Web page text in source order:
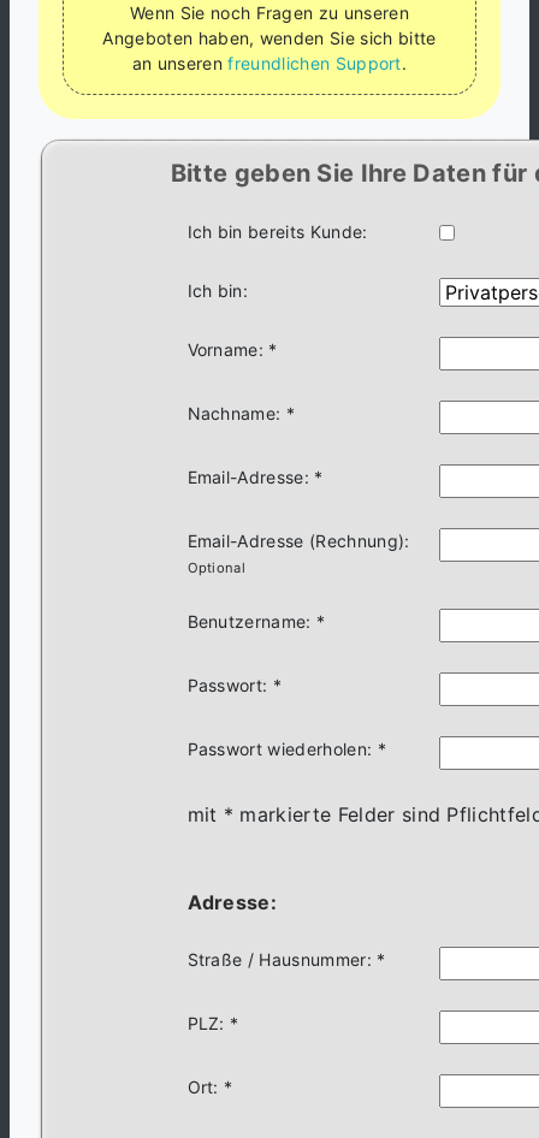
Wenn Sie noch Fragen zu unseren
Angeboten haben, wenden Sie sich bitte
an unserenfreundlichen Support.
Bitte geben Sie Ihre Daten für
Ich bin bereits Kunde:
Ich bin:
Vorname: *
Nachname: *
Email-Adresse: *
Email-Adresse (Rechnung):
Optional
Benutzername: *
Passwort: *
Passwort wiederholen: *
mit * markierte Felder sind
Adresse:
Straße / Hausnummer: *
PLZ: *
Ort: *